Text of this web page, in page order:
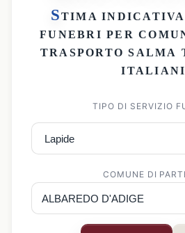
STIMA
FUNEBRI PER
TRASPORTO SALMA
TIPO DI SERVIZIO
COMUNE DI